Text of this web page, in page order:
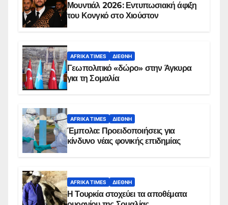
Μουντιάλ 2026: Εντυπωσιακή άφιξη
του Κονγκό στο Χιούστον
AFRIKA TIMES ΔΙΕΘΝΉ
Γεωπολιτικό «δώρο» στην Άγκυρα
για τη Σομαλία
AFRIKA TIMES ΔΙΕΘΝΉ
Έμπολα: Προειδοποιήσεις για
κίνδυνο νέας φονικής επιδημίας
AFRIKA TIMES ΔΙΕΘΝΉ
Η Τουρκία στοχεύει τα αποθέματα